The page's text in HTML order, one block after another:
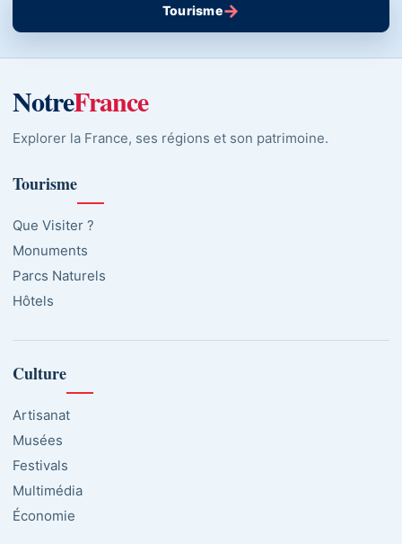
Tourisme→
NotreFrance
Explorer la France, ses régions et son patrimoine.
Tourisme
Que Visiter ?
Monuments
Parcs Naturels
Hôtels
Culture
Artisanat
Musées
Festivals
Multimédia
Économie